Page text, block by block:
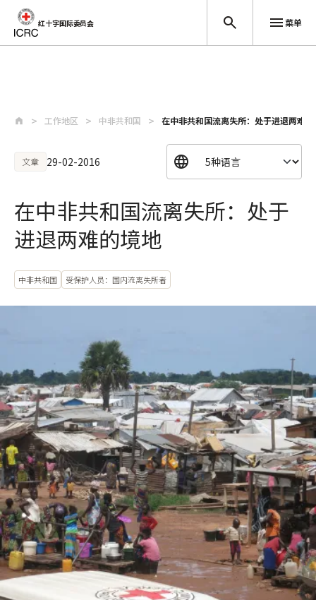
红十字国际委员会 菜单
工作地区 中非共和国 在中非共和国流离失所：处于进退两难的
文章 29-02-2016
在中非共和国流离失所：处于
进退两难的境地
中非共和国 受保护人员：国内流离失所者